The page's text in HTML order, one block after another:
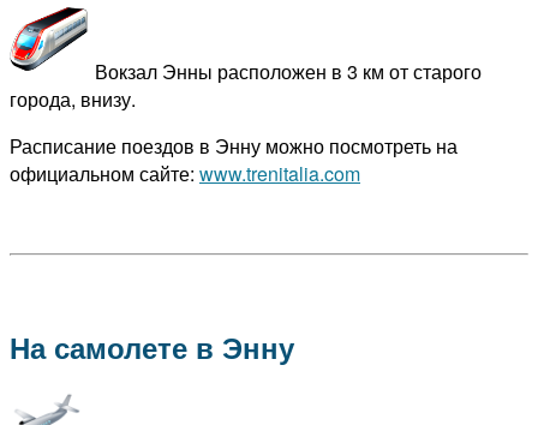
Вокзал Энны расположен в 3 км от старого
города, внизу.
Расписание поездов в Энну можно посмотреть на
официальном сайте: www.trenitalia.com
На самолете в Энну